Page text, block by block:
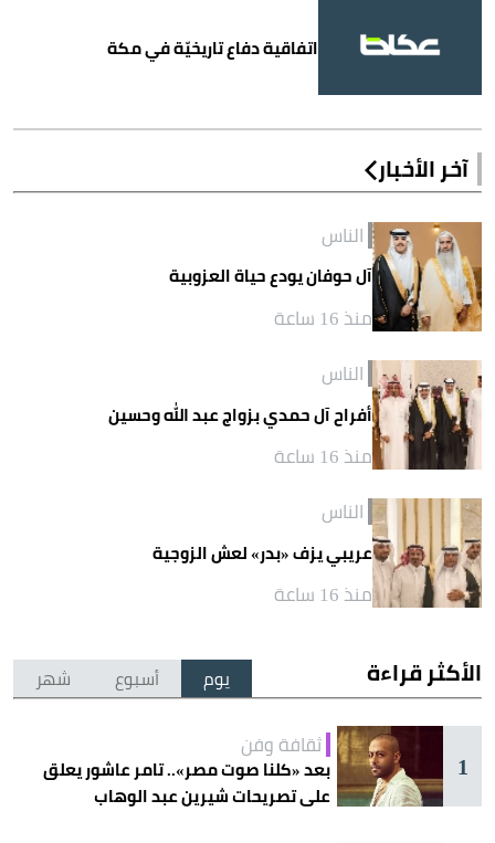
اتفاقية دفاع تاريخيّة في مكة
آخر الأخبار
الناس
آل حوفان يودع حياة العزوبية
منذ 16 ساعة
الناس
أفراح آل حمدي بزواج عبد الله وحسين
منذ 16 ساعة
الناس
عريبي يزف «بدر» لعش الزوجية
منذ 16 ساعة
الأكثر قراءة يوم أسبوع شهر
1
ثقافة وفن
بعد «كلنا صوت مصر».. تامر عاشور يعلق
على تصريحات شيرين عبد الوهاب